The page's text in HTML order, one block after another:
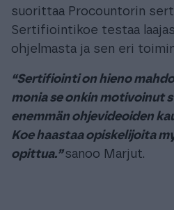
suorittaa Procountorin
Sertifiointikoe testaa
ohjelmasta ja sen eri
“Sertifiointi on hieno
monia se onkin motivoinut
enemmän ohjevideoiden
Koe haastaa opiskelijoita
opittua.” sanoo Marjut.